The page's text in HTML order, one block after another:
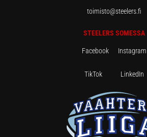
toimisto@steelers.fi
STEELERS SOMESSA
Facebook Instagram
TikTok LinkedIn